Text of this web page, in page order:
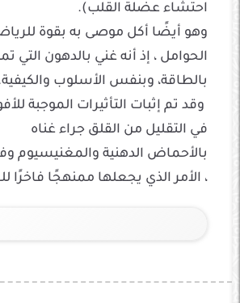
احتشاء عضلة القلب).
وهو أيضًا أكل موصى به بقوة
الحوامل ، إذ أنه غني بالدهون التي
بالطاقة، وبنفس الأسلوب
وقد تم إثبات التأثيرات الموجبة
في التقليل من القلق جراء غناه
بالأحماض الدهنية والمغنيسيوم
، الأمر الذي يجعلها ممنهجًا فاخرًا